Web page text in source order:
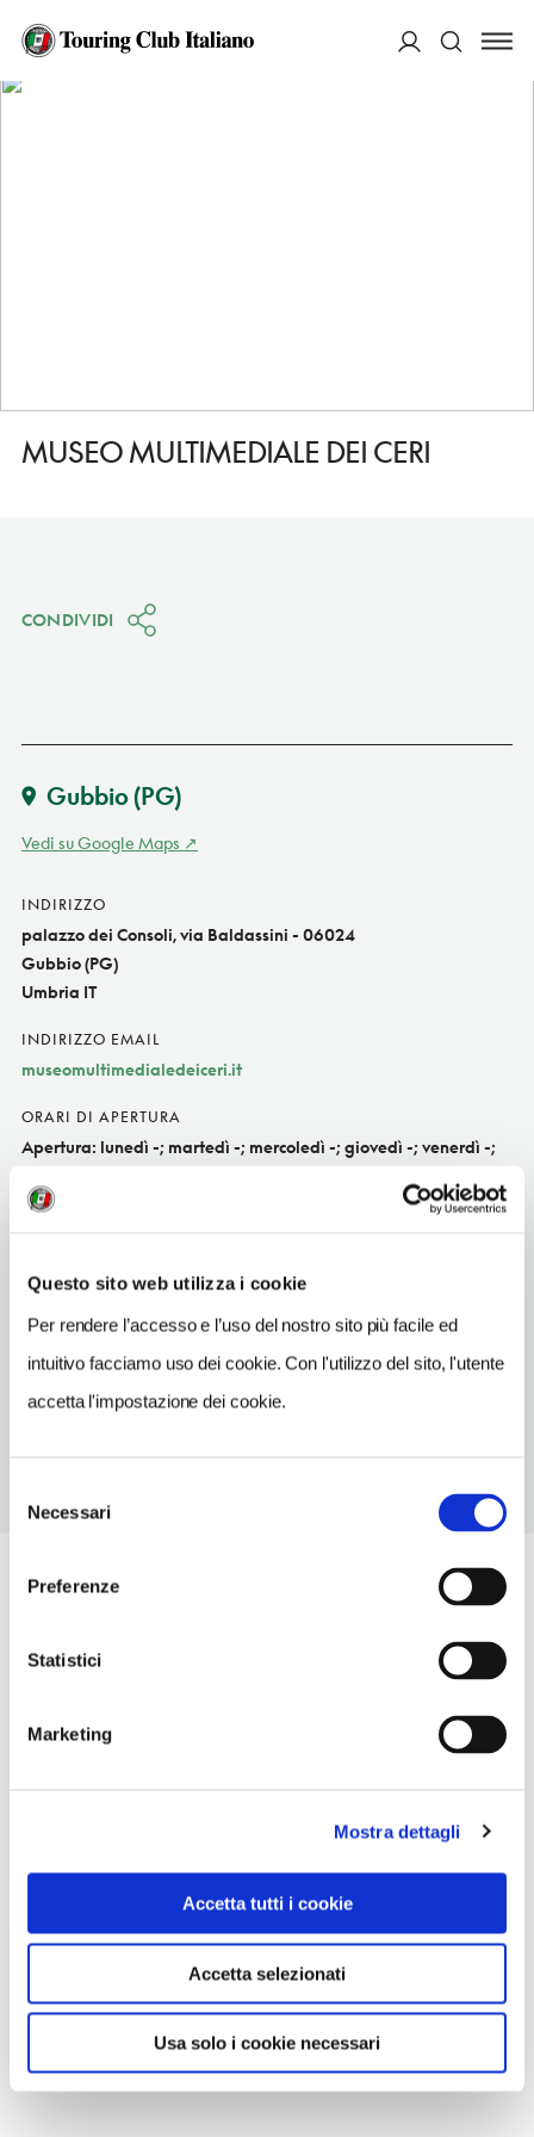
Questo sito web utilizza i cookie
Per rendere l’accesso e l’uso del nostro sito più facile ed
intuitivo facciamo uso dei cookie. Con l'utilizzo del sito, l'utente
accetta l'impostazione dei cookie.
delNecessari
Preferenze
Statistici
Marketing
Mostra dettagli
Accetta tutti i cookie
Accetta selezionati
Usa solo i cookie necessari
HOME
MUSEO MULTIMEDIALE DEI CERI
MUSEO MULTIMEDIALE DEI CERI
CONDIVIDI
Gubbio(PG)
Vedi su Google Maps
INDIRIZZO
palazzo dei Consoli, via Baldassini - 06024
Gubbio (PG)
Umbria IT
INDIRIZZO EMAIL
museomultimedialedeiceri.it
ORARI DI APERTURA
Apertura: lunedì -; martedì -; mercoledì -; giovedì -; venerdì -;
domenica 10-13, 15-18; i giorni e gli orari di apertura possono
giugno , luglio , agosto , settembre , ottobre , novembre ,
dicembre
CONDIZIONI DI VISITA
ingresso a pagamento